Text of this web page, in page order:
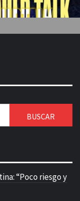
“Poco riesgo y